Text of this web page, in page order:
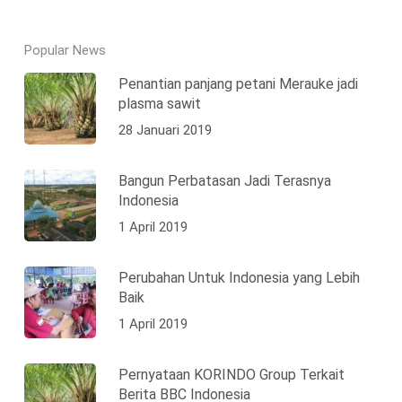
Popular News
Penantian panjang petani Merauke jadi
plasma sawit
28 Januari 2019
Bangun Perbatasan Jadi Terasnya
Indonesia
1 April 2019
Perubahan Untuk Indonesia yang Lebih
Baik
1 April 2019
Pernyataan KORINDO Group Terkait
Berita BBC Indonesia